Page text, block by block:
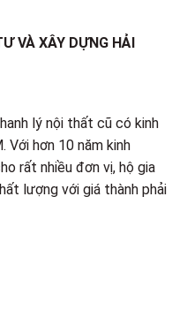
VÀ XÂY DỰNG HẢI
lý nội thất cũ có kinh
Với hơn 10 năm kinh
rất nhiều đơn vị, hộ gia
lượng với giá thành phải